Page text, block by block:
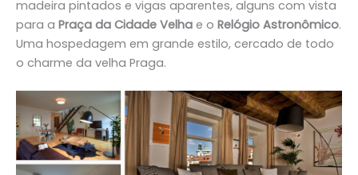
madeira pintados e vigas aparentes, alguns com vista
para a Praça da Cidade Velha e o Relógio Astronômico.
Uma hospedagem em grande estilo, cercado de todo
o charme da velha Praga.